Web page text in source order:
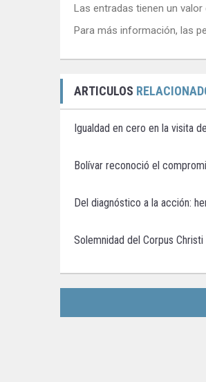
Las entradas tienen un
Para más información, las
ARTICULOS
Igualdad en cero en la visita
Bolívar reconoció el
Del diagnóstico a la acción:
Solemnidad del Corpus Christi